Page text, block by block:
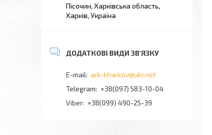
Пісочин, Харківська область,
Харків, Україна
ark-kharkov@ukr.net
+38(097) 583-10-04
+38(099) 490-25-39